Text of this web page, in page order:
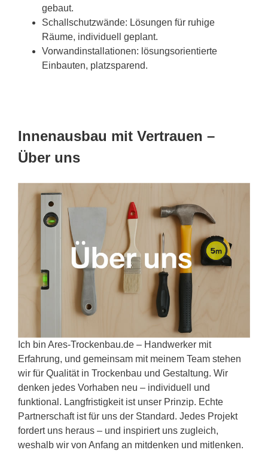
gebaut.
Schallschutzwände: Lösungen für ruhige
Räume, individuell geplant.
Vorwandinstallationen: lösungsorientierte
Einbauten, platzsparend.
Innenausbau mit Vertrauen –
Über uns
Ich bin Ares-Trockenbau.de – Handwerker mit
Erfahrung, und gemeinsam mit meinem Team stehen
wir für Qualität in Trockenbau und Gestaltung. Wir
denken jedes Vorhaben neu – individuell und
funktional. Langfristigkeit ist unser Prinzip. Echte
Partnerschaft ist für uns der Standard. Jedes Projekt
fordert uns heraus – und inspiriert uns zugleich,
weshalb wir von Anfang an mitdenken und mitlenken.